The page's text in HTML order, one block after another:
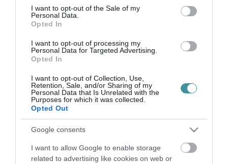
consent section.
I want to opt-out of the Sale of my
Personal Data.
Opted In
I want to opt-out of processing my
Personal Data for Targeted Advertising.
Opted In
I want to opt-out of Collection, Use,
Retention, Sale, and/or Sharing of my
Personal Data that Is Unrelated with the
Purposes for which it was collected.
Opted Out
Google consents
I want to allow Google to enable storage
related to advertising like cookies on web or
A kormány mintegy 23 milliárd forint támogatást nyújt 32,
huszonötezernél több lakosú településnek, a döntés során a
kabinet a méltányosság és arányosság elveit érvényesítette –
közölte a Miniszter...
CSALÓDÁS AZ EGERNEK ADOTT 825 MILLIÓS KOMPENZÁCIÓ
2021. május 08|Eger ügye
A koronavírus-járvány kitörése óta több jogcímen is
adóbevételektől vonta meg az önkormányzatokat a magyar
kormány. Ezek a kiesések – az iparűzési adó felének elvonása, a